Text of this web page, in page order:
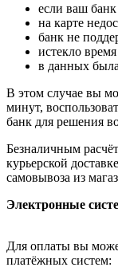
если ваш
на карте
банк не
истекло
в данных
В этом случае вы
минут,
банк для решения
Безналичным
курьерской
самовывоза из
Электронные
Для оплаты вы
платёжных систем: